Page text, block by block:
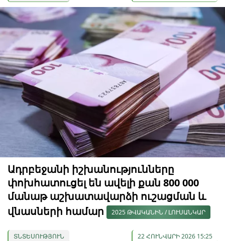
Ադրբեջանի իշխանությունները
փոխհատուցել են ավելի քան 800 000
մանաթ աշխատավարձի ուշացման և
վնասների համար
2025 ԹՎԱԿԱՆԻՆ / ԼՈՒՍԱՆԿԱՐ
ՏՆՏԵՍՈՒԹՅՈՒՆ 22 ՀՈՒՆՎԱՐԻ 2026 15:25